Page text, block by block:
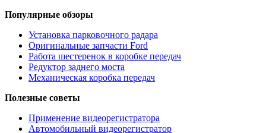
Популярные обзоры
Установка парковочного радара
Оригинальные запчасти Ford
Работа шестеренок в коробке передач
Редуктор заднего моста
Механическая коробка передач
Полезные советы
Применение видеорегистратора
Автомобильный видеорегистратор